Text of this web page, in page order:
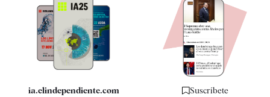
Quiénes somos
Especificaciones
ia.elindependiente.com Suscríbete